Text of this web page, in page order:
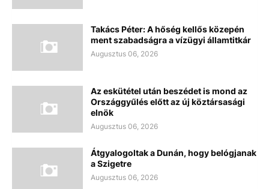
Takács Péter: A hőség kellős közepén
ment szabadságra a vízügyi államtitkár
Augusztus 06, 2026
Az eskütétel után beszédet is mond az
Országgyűlés előtt az új köztársasági
elnök
Augusztus 06, 2026
Átgyalogoltak a Dunán, hogy belógjanak
a Szigetre
Augusztus 06, 2026